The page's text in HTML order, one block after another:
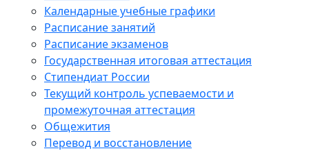
Календарные учебные графики
Расписание занятий
Расписание экзаменов
Государственная итоговая аттестация
Стипендиат России
Текущий контроль успеваемости и
промежуточная аттестация
Общежития
Перевод и восстановление